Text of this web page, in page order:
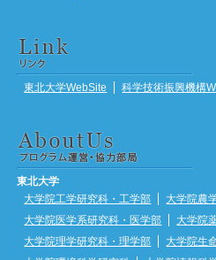
東北大学WebSite 科学技術振興機構
東北大学
大学院工学研究科・工学部
大学院農
大学院医学系研究科・医学部
大学院
大学院理学研究科・理学部
大学院生